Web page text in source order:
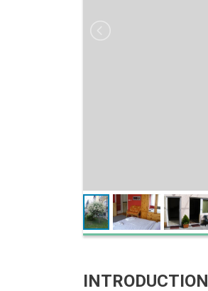
INTRODUCTION